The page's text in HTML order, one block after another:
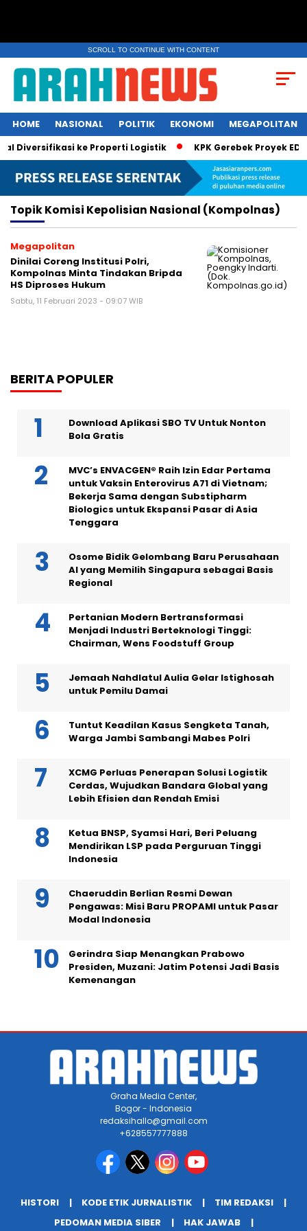
SCROLL TO CONTINUE WITH CONTENT
HOME NASIONAL POLITIK EKONOMI MEGAPOLITAN
Diversifikasi ke Properti Logistik KPK Gerebek Proyek
TopikKomisi Kepolisian Nasional (Kompolnas)
Megapolitan
Dinilai Coreng Institusi Polri,
Kompolnas Minta Tindakan Bripda
HS Diproses Hukum
Sabtu, 11 Februari 2023 - 09:07 WIB
BERITA POPULER
Download Aplikasi SBO TV Untuk Nonton
Bola Gratis
MVC’s ENVACGEN® Raih Izin Edar Pertama
untuk Vaksin Enterovirus A71 di Vietnam;
Bekerja Sama dengan Substipharm
Biologics untuk Ekspansi Pasar di Asia
Tenggara
Osome Bidik Gelombang Baru Perusahaan
AI yang Memilih Singapura sebagai Basis
Regional
Pertanian Modern Bertransformasi
Menjadi Industri Berteknologi Tinggi:
Chairman, Wens Foodstuff Group
Jemaah Nahdlatul Aulia Gelar Istighosah
untuk Pemilu Damai
Tuntut Keadilan Kasus Sengketa Tanah,
Warga Jambi Sambangi Mabes Polri
XCMG Perluas Penerapan Solusi Logistik
Cerdas, Wujudkan Bandara Global yang
Lebih Efisien dan Rendah Emisi
Ketua BNSP, Syamsi Hari, Beri Peluang
Mendirikan LSP pada Perguruan Tinggi
Indonesia
Chaeruddin Berlian Resmi Dewan
Pengawas: Misi Baru PROPAMI untuk Pasar
Modal Indonesia
Gerindra Siap Menangkan Prabowo
Presiden, Muzani: Jatim Potensi Jadi Basis
Kemenangan
Graha Media Center,
Bogor - Indonesia
redaksihallo@gmail.com
+628557777888
HISTORI KODE ETIK JURNALISTIK
TIM REDAKSI
PEDOMAN MEDIA SIBER
HAK JAWAB